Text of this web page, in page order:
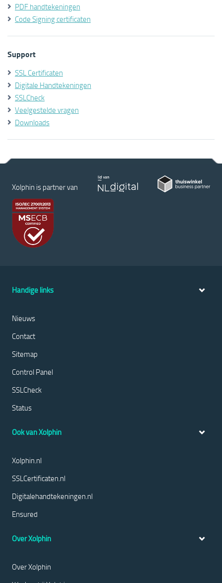
PDF handtekeningen
Code Signing certificaten
Support
SSL Certificaten
Digitale Handtekeningen
SSLCheck
Veelgestelde vragen
Downloads
Xolphin is partner van
Handige links
Nieuws
Contact
Sitemap
Control Panel
SSLCheck
Status
Ook van Xolphin
Xolphin.nl
SSLCertificaten.nl
Digitalehandtekeningen.nl
Ensured
Over Xolphin
Over Xolphin